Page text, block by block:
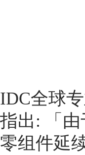
IDC全球
指出: 「
零组件延